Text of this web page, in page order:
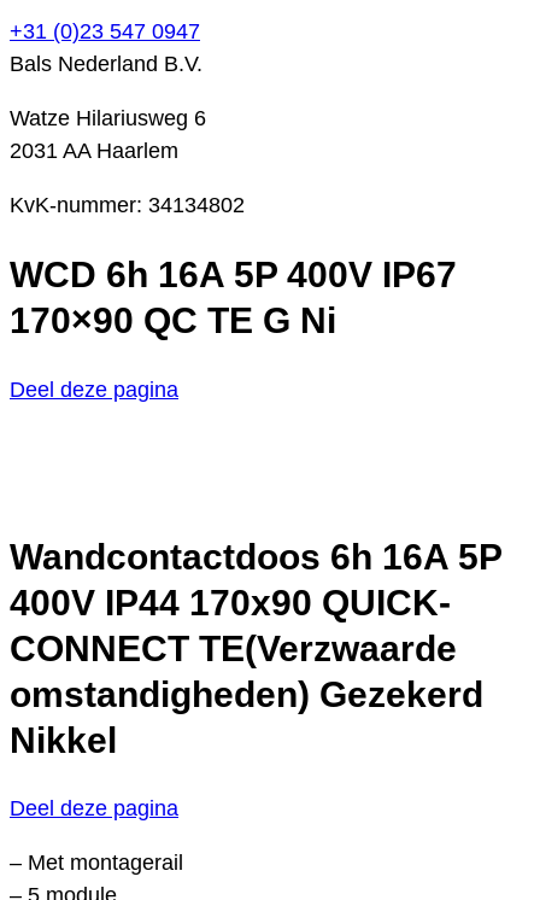
+31 (0)23 547 0947
Bals Nederland B.V.
Watze Hilariusweg 6
2031 AA Haarlem
KvK-nummer: 34134802
WCD 6h 16A 5P 400V IP67
170×90 QC TE G Ni
Deel deze pagina
Wandcontactdoos 6h 16A 5P
400V IP44 170x90 QUICK-
CONNECT TE(Verzwaarde
omstandigheden) Gezekerd
Nikkel
Deel deze pagina
– Met montagerail